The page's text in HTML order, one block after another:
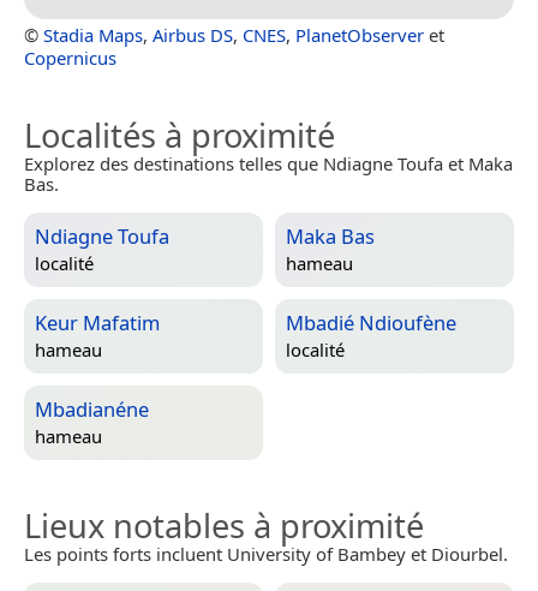
© Stadia Maps, Airbus DS, CNES, PlanetObserver et
Copernicus
Localités à proximité
Explorez des destinations telles que Ndiagne Toufa et Maka
Bas.
Ndiagne Toufa
localité
Maka Bas
hameau
Keur Mafatim
hameau
Mbadié Ndioufène
localité
Mbadianéne
hameau
Lieux notables à proximité
Les points forts incluent University of Bambey et Diourbel.